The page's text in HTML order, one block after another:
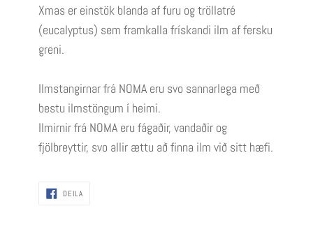
Xmas er einstök blanda af furu og tröllatré
(eucalyptus) sem framkalla frískandi ilm af fersku
greni.
Ilmstangirnar frá NOMA eru svo sannarlega með
bestu ilmstöngum í heimi.
Ilmirnir frá NOMA eru fágaðir, vandaðir og
fjölbreyttir, svo allir ættu að finna ilm við sitt hæfi.
DEILA